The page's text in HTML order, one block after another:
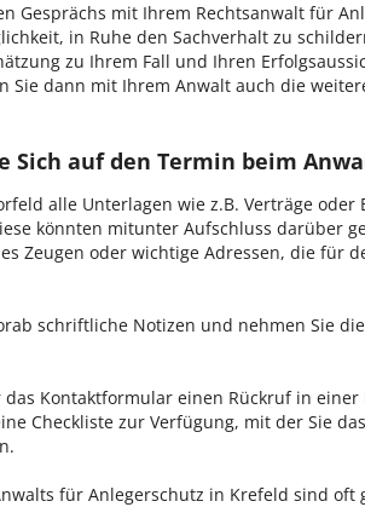
Gesprächs mit Ihrem Rechtsanwalt für
in Ruhe den Sachverhalt zu
zu Ihrem Fall und Ihren
Sie dann mit Ihrem Anwalt auch die
Sich auf den Termin beim
alle Unterlagen wie z.B. Verträge oder
könnten mitunter Aufschluss darüber
Zeugen oder wichtige Adressen, die für
schriftliche Notizen und nehmen Sie
das Kontaktformular einen Rückruf in
Checkliste zur Verfügung, mit der Sie
für Anlegerschutz in Krefeld sind oft